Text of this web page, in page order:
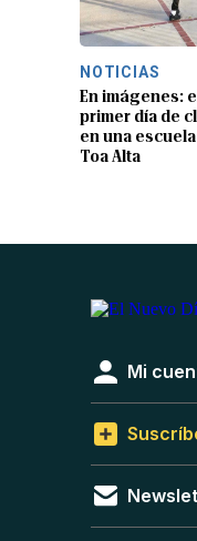
NOTICIAS
En imágenes:
primer día de
en una
Toa Alta
Mi